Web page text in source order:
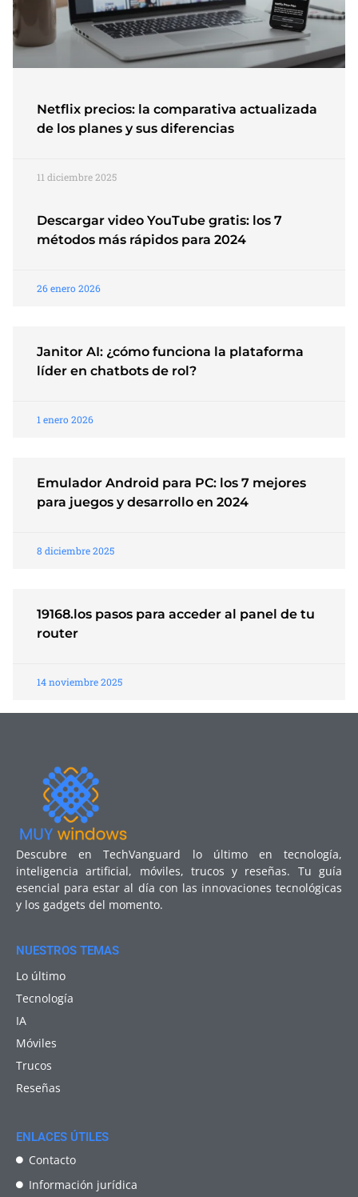
Netflix precios: la comparativa actualizada
de los planes y sus diferencias
11 diciembre 2025
Descargar video YouTube gratis: los 7
métodos más rápidos para 2024
26 enero 2026
Janitor AI: ¿cómo funciona la plataforma
líder en chatbots de rol?
1 enero 2026
Emulador Android para PC: los 7 mejores
para juegos y desarrollo en 2024
8 diciembre 2025
19168.los pasos para acceder al panel de tu
router
14 noviembre 2025
Descubre en TechVanguard lo último en tecnología,
inteligencia artificial, móviles, trucos y reseñas. Tu guía
esencial para estar al día con las innovaciones tecnológicas
y los gadgets del momento.
NUESTROS TEMAS
Lo último
Tecnología
IA
Móviles
Trucos
Reseñas
ENLACES ÚTILES
Contacto
Información jurídica